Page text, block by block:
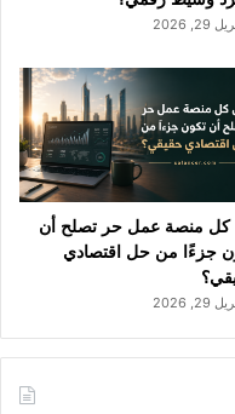
29, 2026
منصة عمل حر تصلح أن
جزءًا من حل اقتصادي
29, 2026